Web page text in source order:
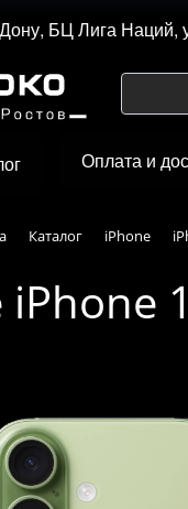
БЦ Лига Наций,
Оплата и
Каталог iPhone